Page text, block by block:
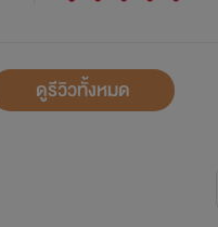
ดูรีวิวทั้งหมด